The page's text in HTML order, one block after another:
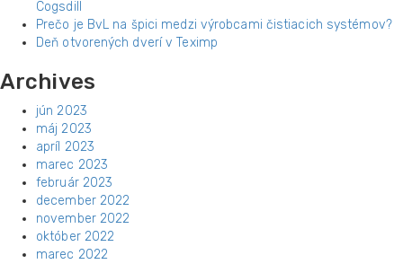
Cogsdill
Prečo je BvL na špici medzi výrobcami čistiacich systémov?
Deň otvorených dverí v Teximp
Archives
jún 2023
máj 2023
apríl 2023
marec 2023
február 2023
december 2022
november 2022
október 2022
marec 2022